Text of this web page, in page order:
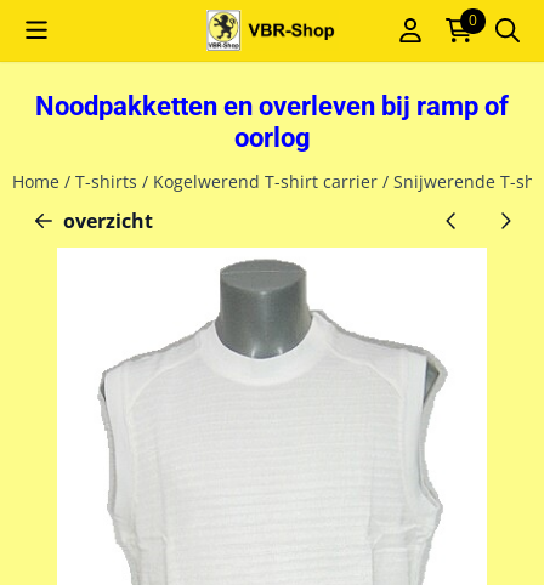
Cookievoorkeuren zijn momenteel gesloten. 0
Noodpakketten en overleven bij ramp of
oorlog
Home / T-shirts / Kogelwerend T-shirt carrier / Snijwerende T-
overzicht